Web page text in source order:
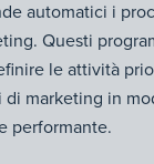
automatici i
Questi
le attività
di marketing in
performante.